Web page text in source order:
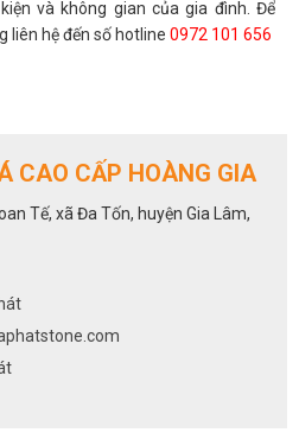
và không gian của gia đình. Để
liên hệ đến số hotline 0972 101 656
CAO CẤP HOÀNG GIA
Tế, xã Đa Tốn, huyện Gia Lâm,